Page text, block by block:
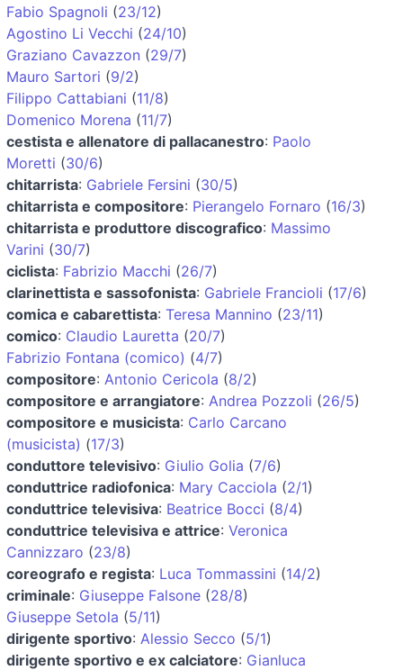
Fabio Spagnoli (23/12)
Agostino Li Vecchi (24/10)
Graziano Cavazzon (29/7)
Mauro Sartori (9/2)
Filippo Cattabiani (11/8)
Domenico Morena (11/7)
cestista e allenatore di pallacanestro: Paolo
Moretti (30/6)
chitarrista: Gabriele Fersini (30/5)
chitarrista e compositore: Pierangelo Fornaro (16/3)
chitarrista e produttore discografico: Massimo
Varini (30/7)
ciclista: Fabrizio Macchi (26/7)
clarinettista e sassofonista: Gabriele Francioli (17/6)
comica e cabarettista: Teresa Mannino (23/11)
comico: Claudio Lauretta (20/7)
Fabrizio Fontana (comico) (4/7)
compositore: Antonio Cericola (8/2)
compositore e arrangiatore: Andrea Pozzoli (26/5)
compositore e musicista: Carlo Carcano
(musicista) (17/3)
conduttore televisivo: Giulio Golia (7/6)
conduttrice radiofonica: Mary Cacciola (2/1)
conduttrice televisiva: Beatrice Bocci (8/4)
conduttrice televisiva e attrice: Veronica
Cannizzaro (23/8)
coreografo e regista: Luca Tommassini (14/2)
criminale: Giuseppe Falsone (28/8)
Giuseppe Setola (5/11)
dirigente sportivo: Alessio Secco (5/1)
dirigente sportivo e ex calciatore: Gianluca